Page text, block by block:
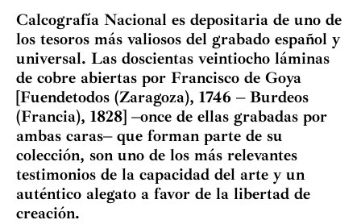
Calcografía Nacional es depositaria de uno de
los tesoros más valiosos del grabado español y
universal. Las doscientas veintiocho láminas
de cobre abiertas por Francisco de Goya
[Fuendetodos (Zaragoza), 1746 – Burdeos
(Francia), 1828] –once de ellas grabadas por
ambas caras– que forman parte de su
colección, son uno de los más relevantes
testimonios de la capacidad del arte y un
auténtico alegato a favor de la libertad de
creación.
La